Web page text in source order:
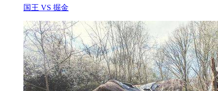
国王 VS 掘金